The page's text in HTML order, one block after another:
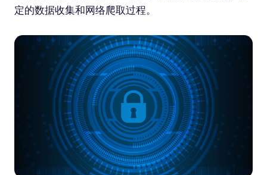
定的数据收集和网络爬取过程。